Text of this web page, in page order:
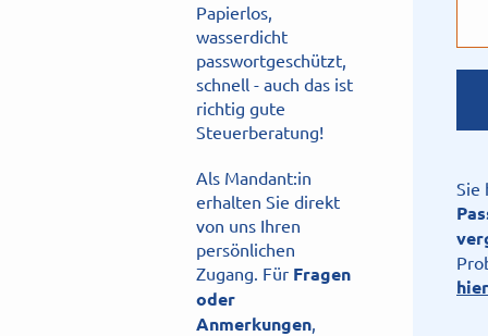
Papierlos,
wasserdicht
passwortgeschützt,
schnell - auch das ist
richtig gute
Steuerberatung!
Als Mandant:in
erhalten Sie direkt
von uns Ihren
persönlichen
Zugang. Für Fragen
oder
Anmerkungen,
Sie
hier